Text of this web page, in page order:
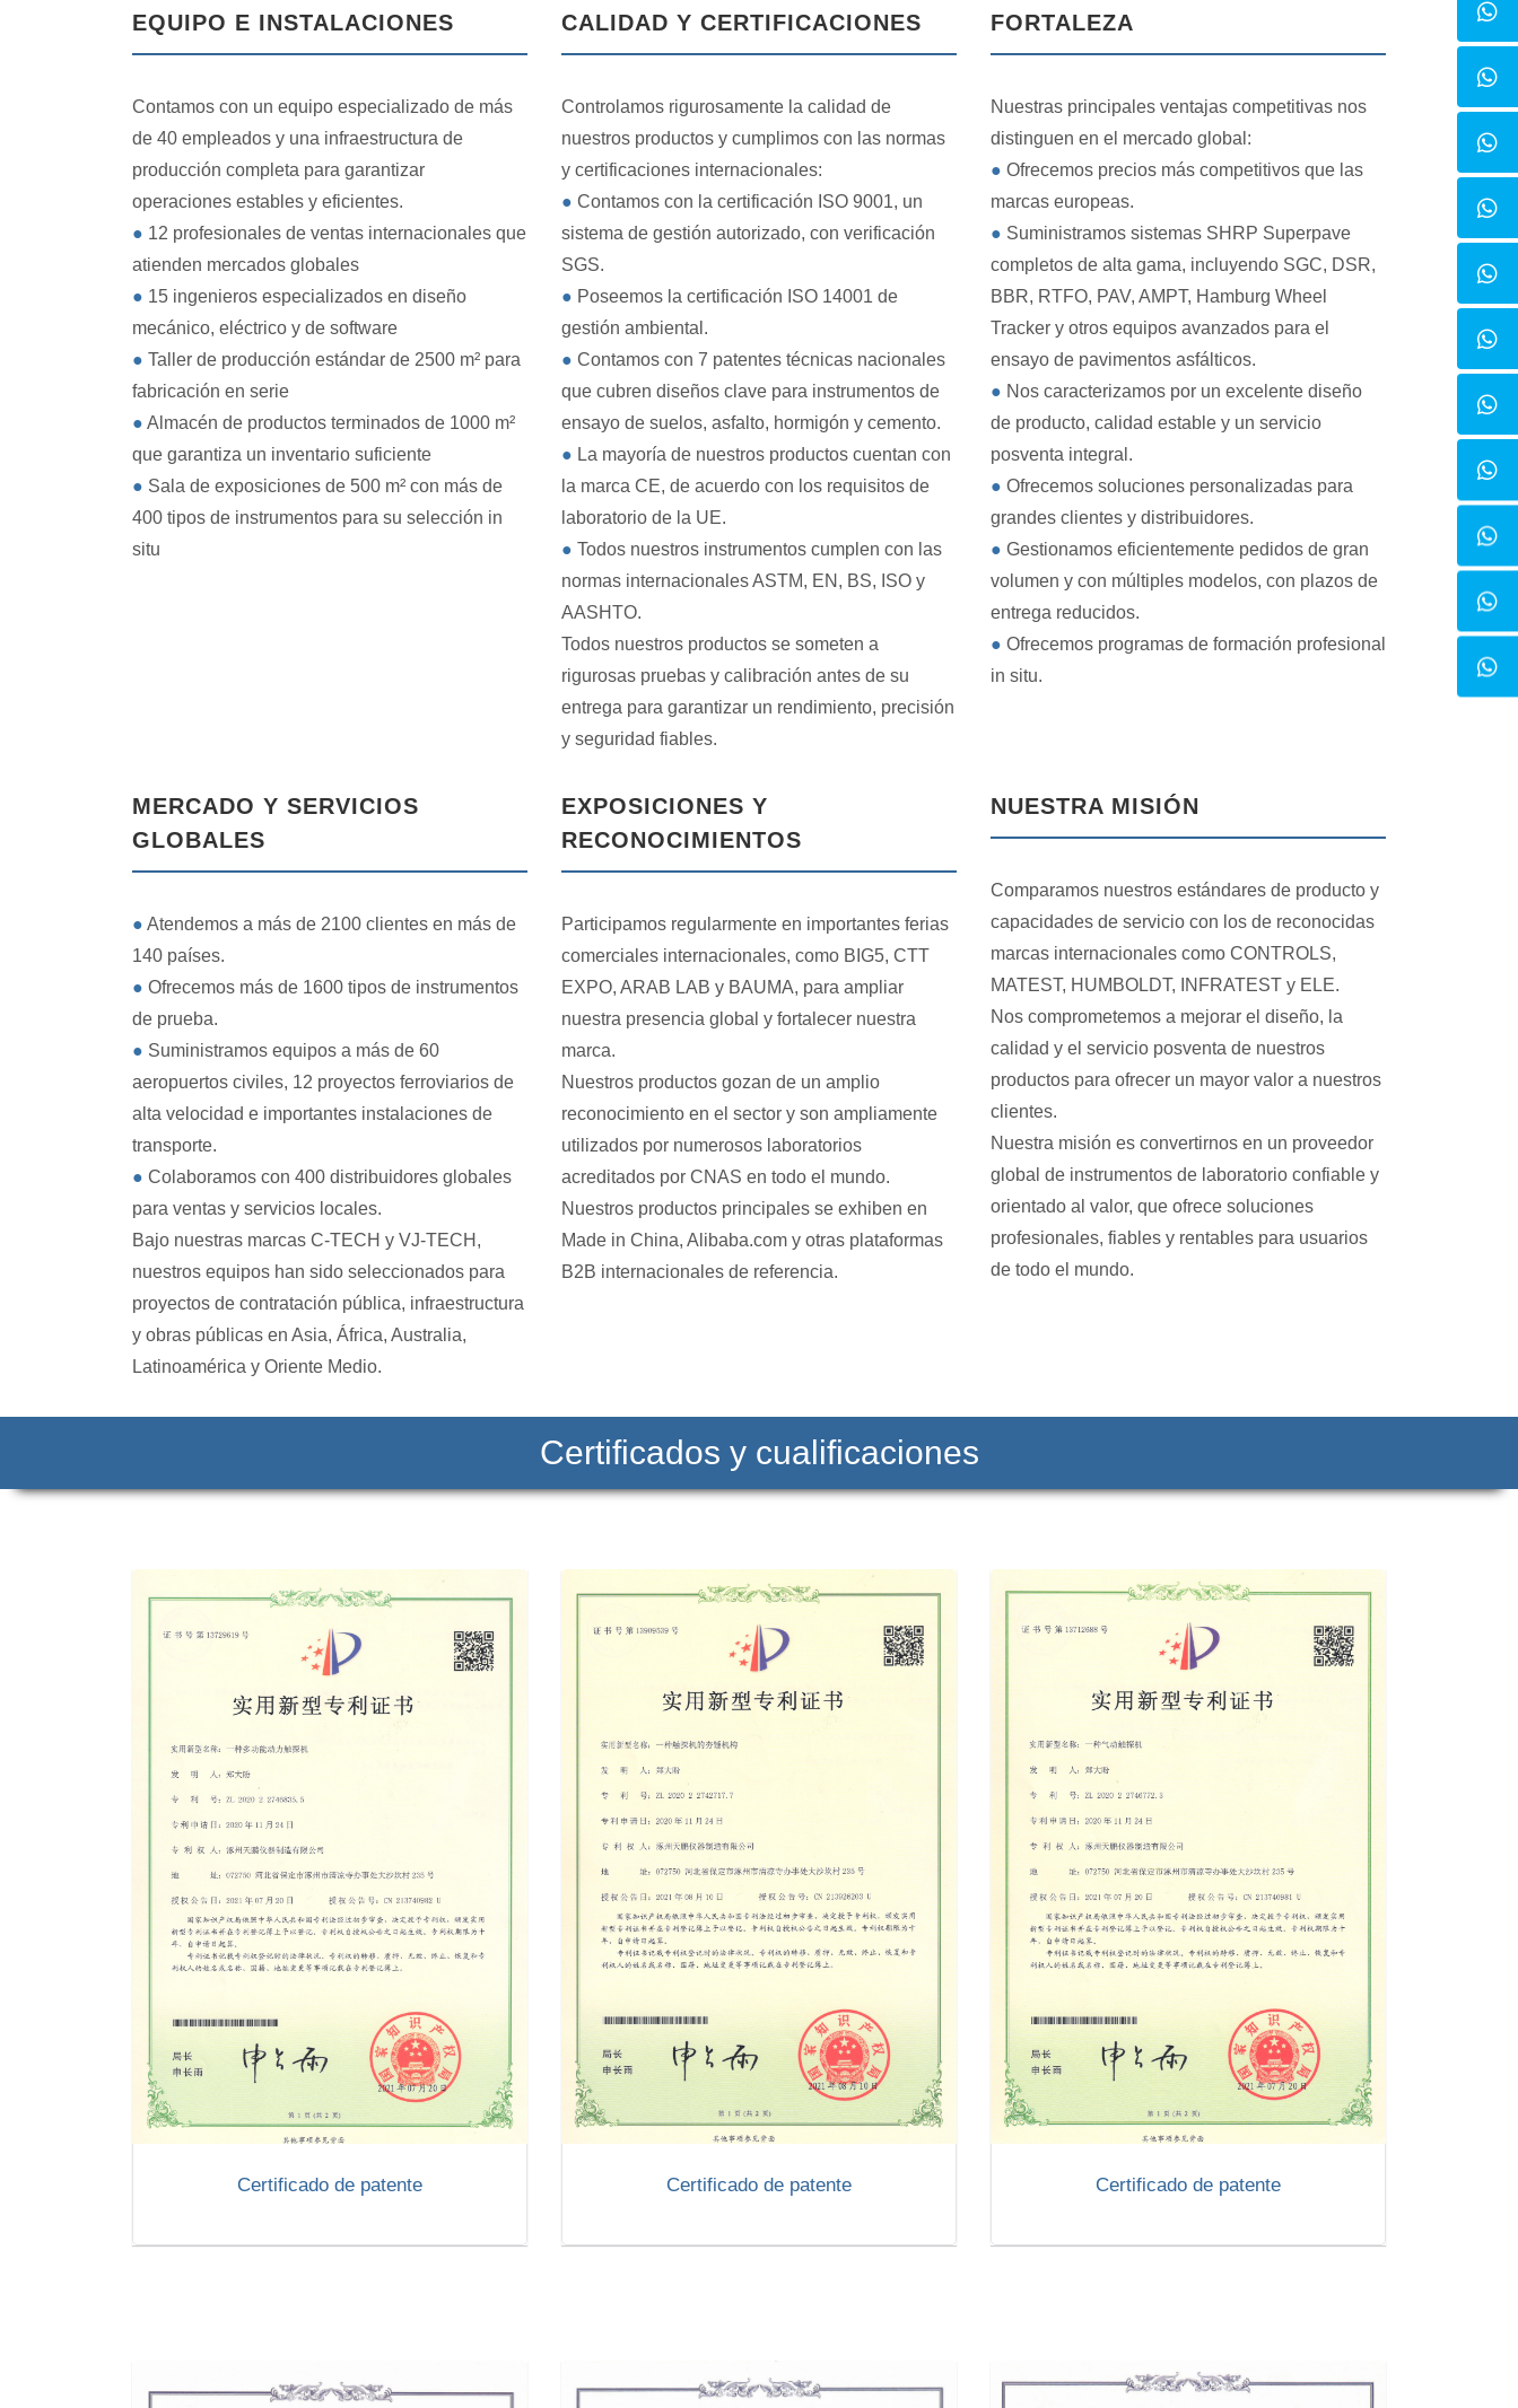
EQUIPO E INSTALACIONES
Contamos con un equipo especializado de más
de 40 empleados y una infraestructura de
producción completa para garantizar
operaciones estables y eficientes.
● 12 profesionales de ventas internacionales que
atienden mercados globales
● 15 ingenieros especializados en diseño
mecánico, eléctrico y de software
● Taller de producción estándar de 2500 m² para
fabricación en serie
● Almacén de productos terminados de 1000 m²
que garantiza un inventario suficiente
● Sala de exposiciones de 500 m² con más de
400 tipos de instrumentos para su selección in
situ
CALIDAD Y CERTIFICACIONES
Controlamos rigurosamente la calidad de
nuestros productos y cumplimos con las normas
y certificaciones internacionales:
● Contamos con la certificación ISO 9001, un
sistema de gestión autorizado, con verificación
SGS.
● Poseemos la certificación ISO 14001 de
gestión ambiental.
● Contamos con 7 patentes técnicas nacionales
que cubren diseños clave para instrumentos de
ensayo de suelos, asfalto, hormigón y cemento.
● La mayoría de nuestros productos cuentan con
la marca CE, de acuerdo con los requisitos de
laboratorio de la UE.
● Todos nuestros instrumentos cumplen con las
normas internacionales ASTM, EN, BS, ISO y
AASHTO.
Todos nuestros productos se someten a
rigurosas pruebas y calibración antes de su
entrega para garantizar un rendimiento, precisión
y seguridad fiables.
FORTALEZA
Nuestras principales ventajas competitivas nos
distinguen en el mercado global:
● Ofrecemos precios más competitivos que las
marcas europeas.
● Suministramos sistemas SHRP Superpave
completos de alta gama, incluyendo SGC, DSR,
BBR, RTFO, PAV, AMPT, Hamburg Wheel
Tracker y otros equipos avanzados para el
ensayo de pavimentos asfálticos.
● Nos caracterizamos por un excelente diseño
de producto, calidad estable y un servicio
posventa integral.
● Ofrecemos soluciones personalizadas para
grandes clientes y distribuidores.
● Gestionamos eficientemente pedidos de gran
volumen y con múltiples modelos, con plazos de
entrega reducidos.
● Ofrecemos programas de formación profesional
in situ.
MERCADO Y SERVICIOS
GLOBALES
● Atendemos a más de 2100 clientes en más de
140 países.
● Ofrecemos más de 1600 tipos de instrumentos
de prueba.
● Suministramos equipos a más de 60
aeropuertos civiles, 12 proyectos ferroviarios de
alta velocidad e importantes instalaciones de
transporte.
● Colaboramos con 400 distribuidores globales
para ventas y servicios locales.
Bajo nuestras marcas C-TECH y VJ-TECH,
nuestros equipos han sido seleccionados para
proyectos de contratación pública, infraestructura
y obras públicas en Asia, África, Australia,
Latinoamérica y Oriente Medio.
EXPOSICIONES Y
RECONOCIMIENTOS
Participamos regularmente en importantes ferias
comerciales internacionales, como BIG5, CTT
EXPO, ARAB LAB y BAUMA, para ampliar
nuestra presencia global y fortalecer nuestra
marca.
Nuestros productos gozan de un amplio
reconocimiento en el sector y son ampliamente
utilizados por numerosos laboratorios
acreditados por CNAS en todo el mundo.
Nuestros productos principales se exhiben en
Made in China, Alibaba.com y otras plataformas
B2B internacionales de referencia.
NUESTRA MISIÓN
Comparamos nuestros estándares de producto y
capacidades de servicio con los de reconocidas
marcas internacionales como CONTROLS,
MATEST, HUMBOLDT, INFRATEST y ELE.
Nos comprometemos a mejorar el diseño, la
calidad y el servicio posventa de nuestros
productos para ofrecer un mayor valor a nuestros
clientes.
Nuestra misión es convertirnos en un proveedor
global de instrumentos de laboratorio confiable y
orientado al valor, que ofrece soluciones
profesionales, fiables y rentables para usuarios
de todo el mundo.
Certificados y cualificaciones
Certificado de patente Certificado de patente Certificado de patente